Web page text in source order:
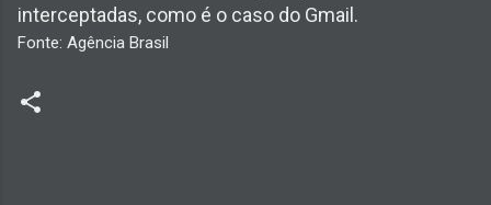
interceptadas, como é o caso do Gmail.
Fonte: Agência Brasil